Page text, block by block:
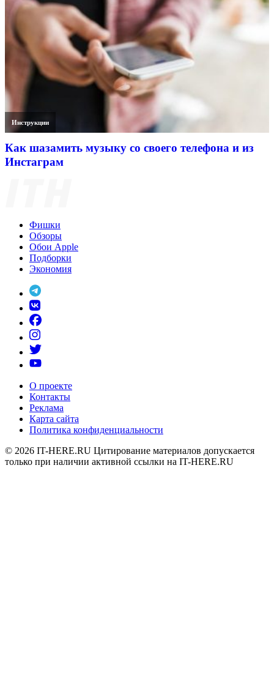
Инструкции
Как шазамить музыку со своего телефона и из
Инстаграм
Фишки
Обзоры
Обои Apple
Подборки
Экономия
О проекте
Контакты
Реклама
Карта сайта
Политика конфиденциальности
© 2026 IT-HERE.RU Цитирование материалов допускается
только при наличии активной ссылки на IT-HERE.RU